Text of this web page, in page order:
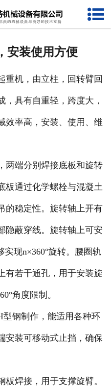
网站首页
资质荣誉
联系我们
安装使用方便
重机，由立柱，回转臂回
，具有自重轻，跨度大，
效率高，安装、使用、维
两端分别焊接底板和旋转
板通过化学螺栓与混凝土
的稳定性。旋转轴上开有
隐蔽穿线。旋转轴上可安
实现n×360°旋转。腰圈轨
有若干通孔，用于安装旋
角度限制。
钢制作，能适用各种环
安装可移动式止挡，确保
焊接，用于支撑旋臂。